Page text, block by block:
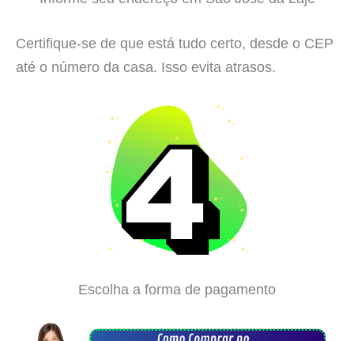
Certifique-se de que está tudo certo, desde o CEP
até o número da casa. Isso evita atrasos.
Escolha a forma de pagamento